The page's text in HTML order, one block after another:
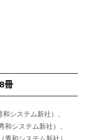
冊
システム新社）、
和システム新社）、